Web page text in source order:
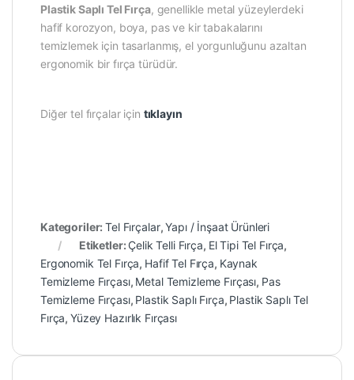
Plastik Saplı Tel Fırça, genellikle metal yüzeylerdeki
hafif korozyon, boya, pas ve kir tabakalarını
temizlemek için tasarlanmış, el yorgunluğunu azaltan
ergonomik bir fırça türüdür.
Diğer tel fırçalar için tıklayın
Kategoriler:Tel Fırçalar,Yapı / İnşaat Ürünleri
Etiketler: Çelik Telli Fırça, El Tipi Tel Fırça,
Ergonomik Tel Fırça, Hafif Tel Fırça, Kaynak
Temizleme Fırçası, Metal Temizleme Fırçası, Pas
Temizleme Fırçası, Plastik Saplı Fırça, Plastik Saplı Tel
Fırça,Yüzey Hazırlık Fırçası